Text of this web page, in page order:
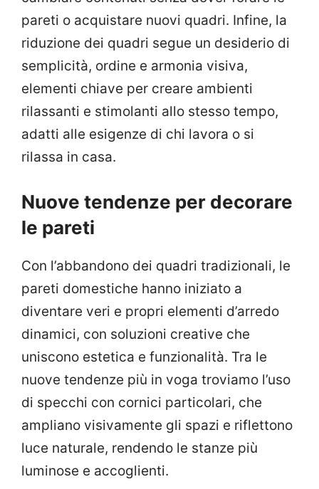
pareti o acquistare nuovi quadri. Infine, la
riduzione dei quadri segue un desiderio di
semplicità, ordine e armonia visiva,
elementi chiave per creare ambienti
rilassanti e stimolanti allo stesso tempo,
adatti alle esigenze di chi lavora o si
rilassa in casa.
Nuove tendenze per decorare
le pareti
Con l’abbandono dei quadri tradizionali, le
pareti domestiche hanno iniziato a
diventare veri e propri elementi d’arredo
dinamici, con soluzioni creative che
uniscono estetica e funzionalità. Tra le
nuove tendenze più in voga troviamo l’uso
di specchi con cornici particolari, che
ampliano visivamente gli spazi e riflettono
luce naturale, rendendo le stanze più
luminose e accoglienti.